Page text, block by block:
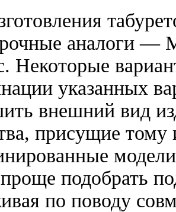
аналоги —
Некоторые
указанных
внешний вид
присущие
подобрать
по поводу